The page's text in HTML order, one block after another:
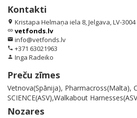
Kontakti
location_on Kristapa Helmaņa iela 8, Jelgava, LV-3004
link vetfonds.lv
email info@vetfonds.lv
phone +371 63021963
person Inga Radeiko
Preču zīmes
Vetnova(Spānija), Pharmacross(Malta),
SCIENCE(ASV),Walkabout
Nozares